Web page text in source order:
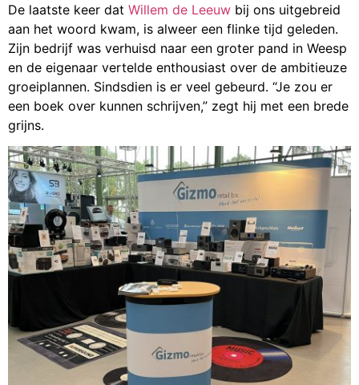
De laatste keer dat Willem de Leeuw bij ons uitgebreid
aan het woord kwam, is alweer een flinke tijd geleden.
Zijn bedrijf was verhuisd naar een groter pand in Weesp
en de eigenaar vertelde enthousiast over de ambitieuze
groeiplannen. Sindsdien is er veel gebeurd. “Je zou er
een boek over kunnen schrijven,” zegt hij met een brede
grijns.